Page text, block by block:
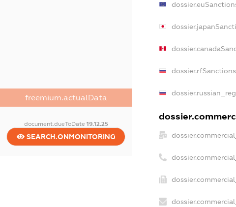
freemium.actualData
document.dueToDate 19.12.25
SEARCH.ONMONITORING
dossier.rfSanctions